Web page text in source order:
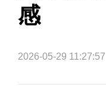
感
2026-05-29 11:27:57